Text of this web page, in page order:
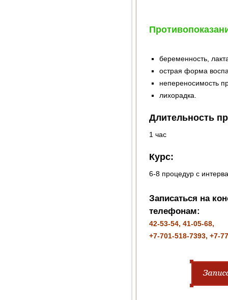
беременность,
острая форма
непереносимость
лихорадка.
Длительность
1 час
Курс:
6-8 процедур с
Записаться на
телефонам:
42-53-54, 41-05-68,
+7-701-518-7393, +7-